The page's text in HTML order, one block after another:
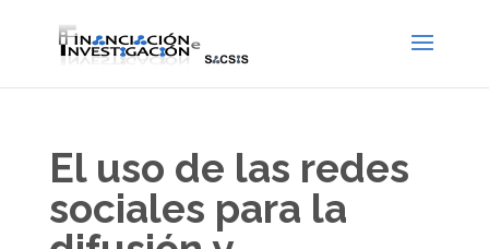
El uso de las redes
sociales para la